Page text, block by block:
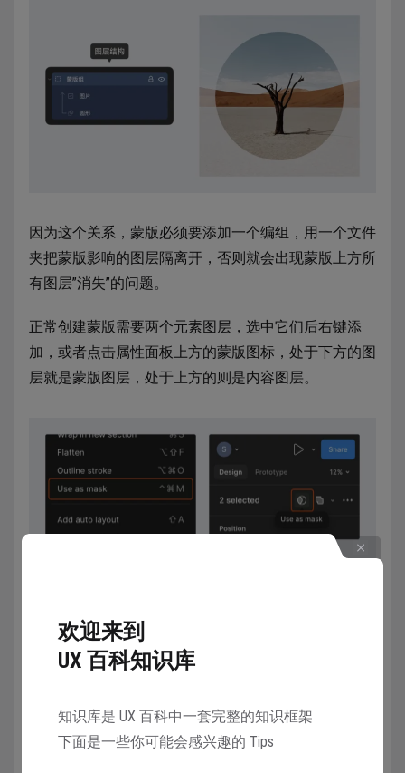
因为这个关系，蒙版必须要添加一个编组，用一个文件
夹把蒙版影响的图层隔离开，否则就会出现蒙版上方所
有图层”消失”的问题。
正常创建蒙版需要两个元素图层，选中它们后右键添
加，或者点击属性面板上方的蒙版图标，处于下方的图
层就是蒙版图层，处于上方的则是内容图层。
蒙版应用最多的场景就是图片的排版，比如置入头像，
直接黏贴进矢量图形往往得不到想要的结果，而图片设
置中的裁切Crop功能又很难操作，所以往往我们会用置
欢迎来到
UX 百科知识库
知识库是 UX 百科中一套完整的知识框架
下面是一些你可能会感兴趣的 Tips